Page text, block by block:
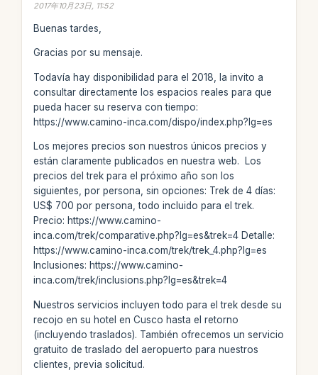
2017年10月23日, 11:52
Buenas tardes,
Gracias por su mensaje.
Todavía hay disponibilidad para el 2018, la invito a
consultar directamente los espacios reales para que
pueda hacer su reserva con tiempo:
https://www.camino-inca.com/dispo/index.php?lg=es
Los mejores precios son nuestros únicos precios y
están claramente publicados en nuestra web. Los
precios del trek para el próximo año son los
siguientes, por persona, sin opciones: Trek de 4 días:
US$ 700 por persona, todo incluido para el trek.
Precio: https://www.camino-
inca.com/trek/comparative.php?lg=es&trek=4 Detalle:
https://www.camino-inca.com/trek/trek_4.php?lg=es
Inclusiones: https://www.camino-
inca.com/trek/inclusions.php?lg=es&trek=4
Nuestros servicios incluyen todo para el trek desde su
recojo en su hotel en Cusco hasta el retorno
(incluyendo traslados). También ofrecemos un servicio
gratuito de traslado del aeropuerto para nuestros
clientes, previa solicitud.